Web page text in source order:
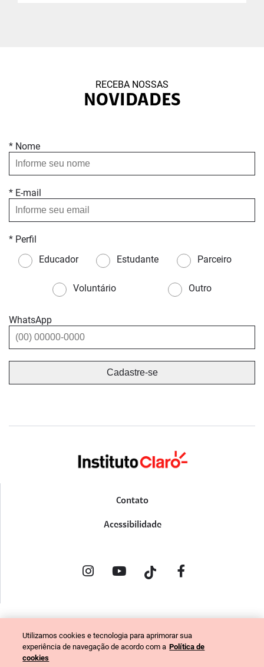
RECEBA NOSSAS
NOVIDADES
* Nome
* E-mail
* Perfil
Educador
Estudante Parceiro
Voluntário Outro
WhatsApp
Contato
Acessibilidade
PORTAL DE DENÚNCIAS
CÓDIGO DE ÉTICA (COLABORADORES)
Utilizamos cookies e tecnologia para aprimorar sua
experiência de navegação de acordo com a Política de
cookies